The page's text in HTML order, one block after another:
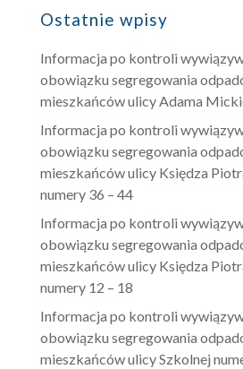
Ostatnie wpisy
Informacja po kontroli
obowiązku segregowania
mieszkańców ulicy Adama
Informacja po kontroli
obowiązku segregowania
mieszkańców ulicy Księdza
numery 36 – 44
Informacja po kontroli
obowiązku segregowania
mieszkańców ulicy Księdza
numery 12 – 18
Informacja po kontroli
obowiązku segregowania
mieszkańców ulicy Szkolnej